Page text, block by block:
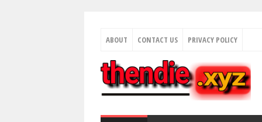
ABOUT CONTACT US PRIVACY POLICY